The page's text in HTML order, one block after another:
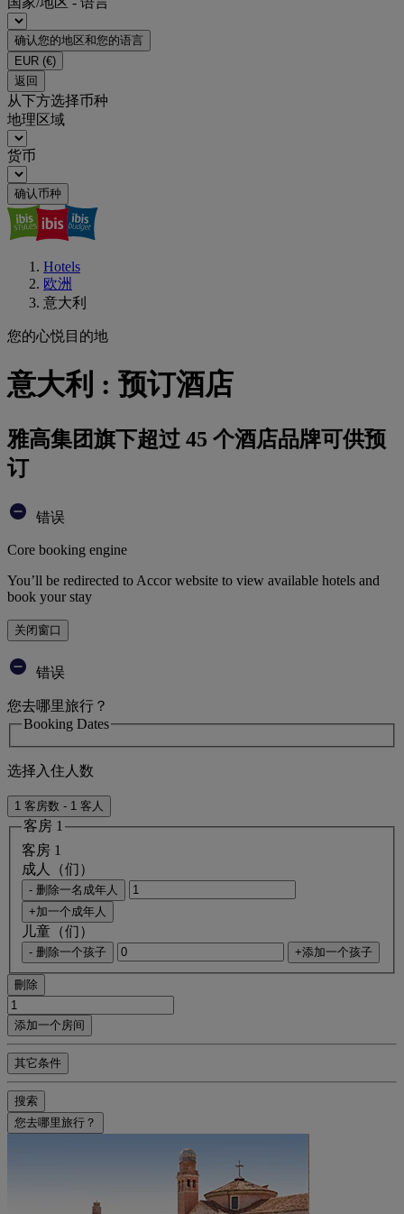
确认您的地区和您的语言
EUR (€)
返回
从下方选择币种
地理区域
货币
确认币种
Hotels
欧洲
意大利
您的心悦目的地
意大利 : 预订酒店
雅高集团旗下超过 45 个酒店品牌可供预
订
错误
Core booking engine
You’ll be redirected to Accor website to view available hotels and
book your stay
关闭窗口
错误
您去哪里旅行？
Booking Dates
选择入住人数
1 客房数 - 1 客人
客房 1
客房 1
成人（们）
- 删除一名成年人
+加一个成年人
儿童（们）
- 删除一个孩子 +添加一个孩子
刪除
添加一个房间
其它条件
搜索
您去哪里旅行？